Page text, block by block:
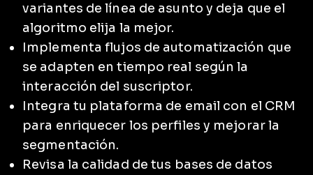
variantes de línea de asunto y deja que el
algoritmo elija la mejor.
Implementa flujos de automatización que
se adapten en tiempo real según la
interacción del suscriptor.
Integra tu plataforma de email con el CRM
para enriquecer los perfiles y mejorar la
segmentación.
Revisa la calidad de tus bases de datos